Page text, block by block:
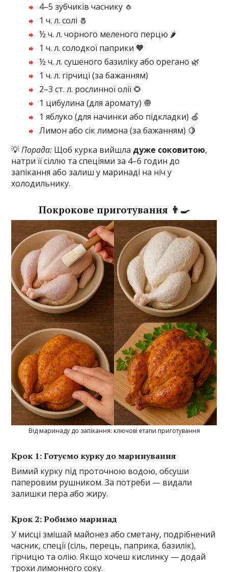
4–5 зубчиків часнику 🧄
1 ч. л. солі 🧂
½ ч. л. чорного меленого перцю 🌶️
1 ч. л. солодкої паприки 🧡
½ ч. л. сушеного базиліку або орегано 🌿
1 ч. л. гірчиці (за бажанням)
2–3 ст. л. рослинної олії 🌻
1 цибулина (для аромату) 🧅
1 яблуко (для начинки або підкладки) 🍏
Лимон або сік лимона (за бажанням) 🍋
💡Порада: Щоб курка вийшла дуже соковитою,
натри її сіллю та спеціями за 4–6 годин до
запікання або залиш у маринаді на ніч у
холодильнику.
Покрокове приготування 👨‍🍳
Від маринаду до запікання: ключові етапи приготування
Крок 1: Готуємо курку до маринування
Вимий курку під проточною водою, обсуши
паперовим рушником. За потреби — видали
залишки пера або жиру.
Крок 2: Робимо маринад
У мисці змішай майонез або сметану, подрібнений
часник, спеції (сіль, перець, паприка, базилік),
гірчицю та олію. Якщо хочеш кислинку — додай
трохи лимонного соку.